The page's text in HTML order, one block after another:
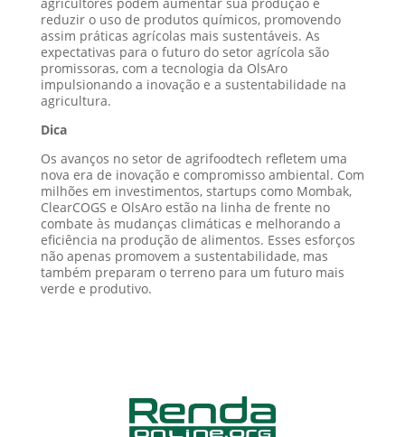
reduzir o uso de produtos químicos, promovendo
assim práticas agrícolas mais sustentáveis. As
expectativas para o futuro do setor agrícola são
promissoras, com a tecnologia da OlsAro
impulsionando a inovação e a sustentabilidade na
agricultura.
Dica
Os avanços no setor de agrifoodtech refletem uma
nova era de inovação e compromisso ambiental. Com
milhões em investimentos, startups como Mombak,
ClearCOGS e OlsAro estão na linha de frente no
combate às mudanças climáticas e melhorando a
eficiência na produção de alimentos. Esses esforços
não apenas promovem a sustentabilidade, mas
também preparam o terreno para um futuro mais
verde e produtivo.